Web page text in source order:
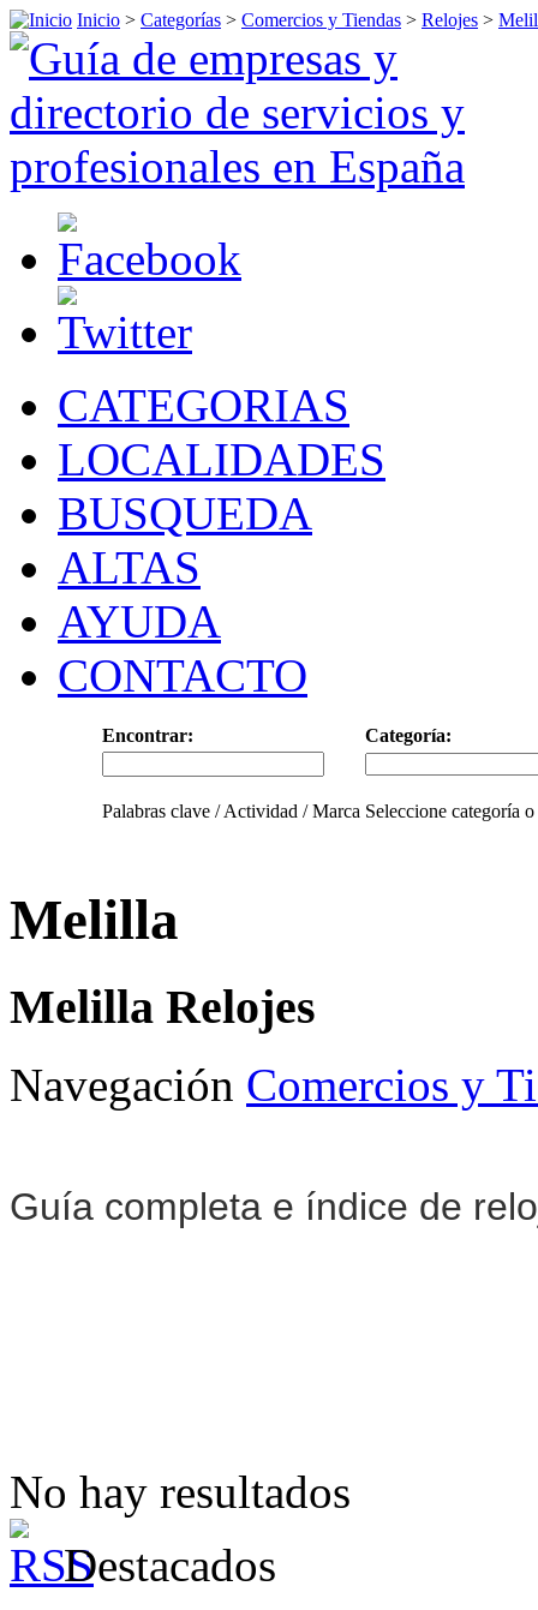
Inicio > Categorías > Comercios y Tiendas > Relojes >
CATEGORIAS
LOCALIDADES
BUSQUEDA
ALTAS
AYUDA
CONTACTO
Encontrar: Categoría:
Palabras clave / Actividad / Marca Seleccione categoría
Melilla
Melilla Relojes
Navegación Comercios y
Guía completa e índice de
No hay resultados
Destacados